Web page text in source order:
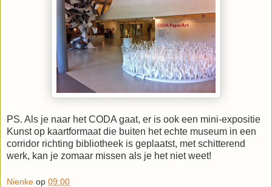
PS. Als je naar het CODA gaat, er is ook een mini-expositie
Kunst op kaartformaat die buiten het echte museum in een
corridor richting bibliotheek is geplaatst, met schitterend
werk, kan je zomaar missen als je het niet weet!
Nienke op 09:00